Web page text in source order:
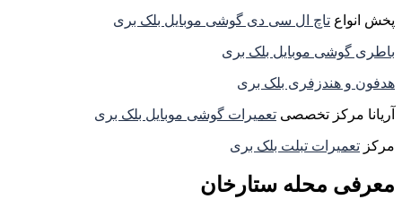
پخش انواع تاچ ال سی دی گوشی موبایل بلک بری
باطری گوشی موبایل بلک بری
هدفون و هندزفری بلک بری
آریانا مرکز تخصصی تعمیرات گوشی موبایل بلک بری
مرکز تعمیرات تبلت بلک بری
معرفی محله ستارخان